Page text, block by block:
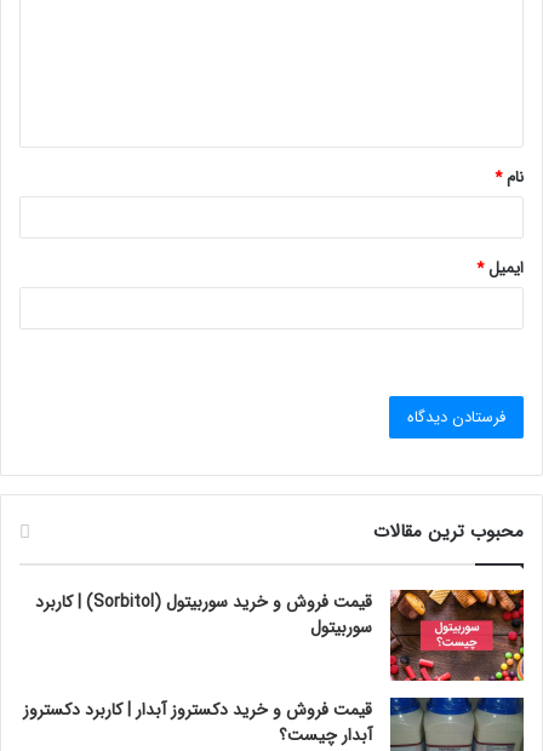
*
نام*
ایمیل*
محبوب ترین مقالات
قیمت فروش و خرید سوربیتول (Sorbitol) | کاربرد
سوربیتول
قیمت فروش و خرید دکستروز آبدار | کاربرد دکستروز
آبدار چیست؟